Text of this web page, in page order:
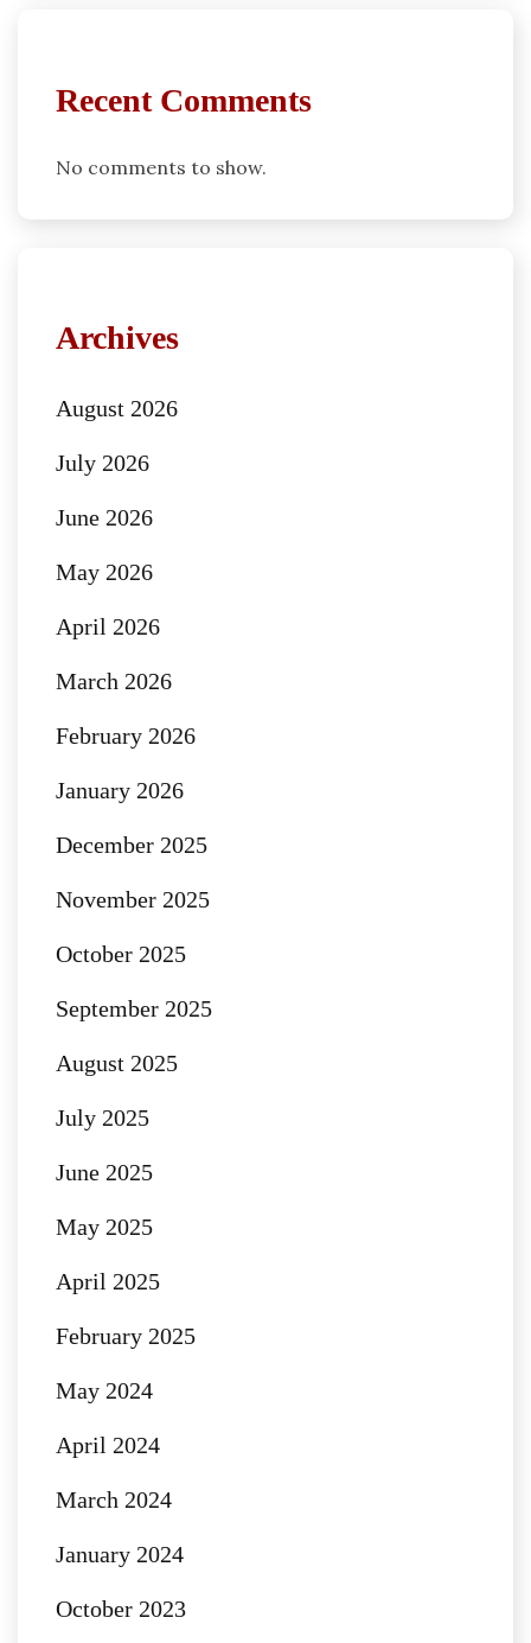
Recent Comments
No comments to show.
Archives
August 2026
July 2026
June 2026
May 2026
April 2026
March 2026
February 2026
January 2026
December 2025
November 2025
October 2025
September 2025
August 2025
July 2025
June 2025
May 2025
April 2025
February 2025
May 2024
April 2024
March 2024
January 2024
October 2023